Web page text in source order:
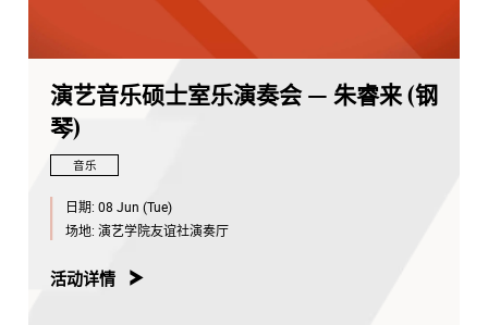
演艺音乐硕士室乐演奏会 — 朱睿来 (钢
琴)
音乐
日期: 08 Jun (Tue)
场地: 演艺学院友谊社演奏厅
活动详情